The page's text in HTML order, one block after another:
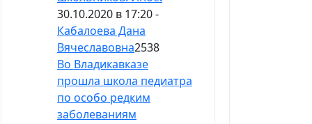
30.10.2020 в 17:20 -
Кабалоева Дана
Вячеславовна2538
Во Владикавказе
прошла школа педиатра
по особо редким
заболеваниям